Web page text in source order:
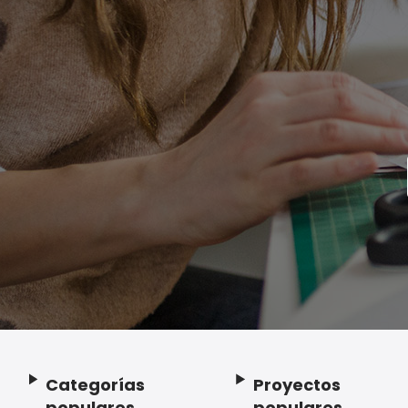
Footer
Categorías
Proyectos